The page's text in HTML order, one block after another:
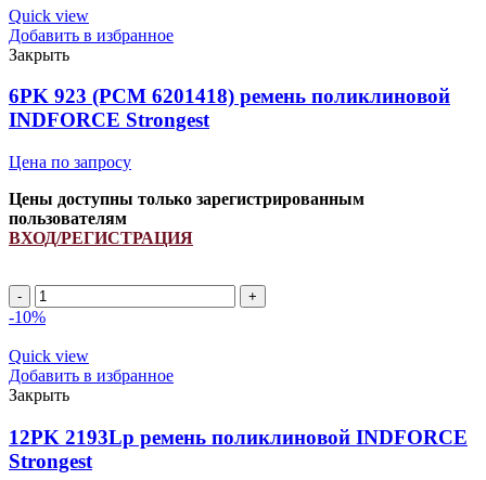
2166Lp
ремень
поликлиновой
INDFORCE
Strongest
Quick view
Добавить в избранное
Закрыть
6PK 923 (РСМ 6201418) ремень поликлиновой
INDFORCE Strongest
Цена по запросу
Цены доступны только зарегистрированным
пользователям
ВХОД/РЕГИСТРАЦИЯ
Количество
товара
923
(РСМ
6201418)
ремень
поликлиновой
INDFORCE
Strongest
-10%
Quick view
Добавить в избранное
Закрыть
12PK 2193Lp ремень поликлиновой INDFORCE
Strongest